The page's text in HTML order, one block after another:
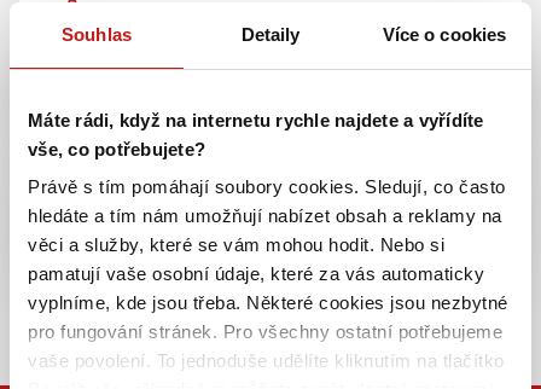
Souhlas Detaily Více o cookies
Máte rádi, když na internetu rychle najdete a vyřídíte
vše, co potřebujete?
Právě s tím pomáhají soubory cookies. Sledují, co často
hledáte a tím nám umožňují nabízet obsah a reklamy na
věci a služby, které se vám mohou hodit. Nebo si
pamatují vaše osobní údaje, které za vás automaticky
vyplníme, kde jsou třeba. Některé cookies jsou nezbytné
pro fungování stránek. Pro všechny ostatní potřebujeme
vaše povolení. To jednoduše udělíte kliknutím na tlačítko
Pojištění majetku
Pojištění odpovědnosti
SJEDNAT
VÍCE PRODUKTŮ